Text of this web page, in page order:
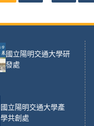
國立陽明交通大學研
發處
國立陽明交通大學產
學共創處